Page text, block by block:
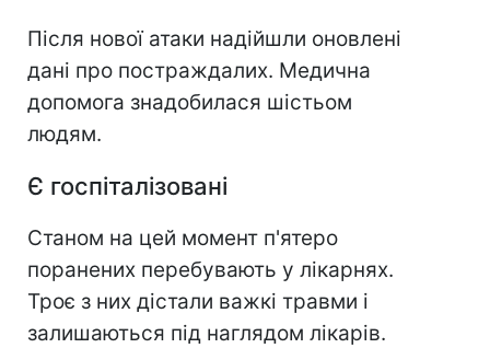
Після нової атаки надійшли оновлені
дані про постраждалих. Медична
допомога знадобилася шістьом
людям.
Є госпіталізовані
Станом на цей момент п'ятеро
поранених перебувають у лікарнях.
Троє з них дістали важкі травми і
залишаються під наглядом лікарів.